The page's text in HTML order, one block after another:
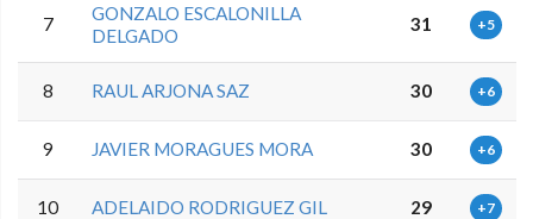
7
GONZALO ESCALONILLA
DELGADO
31 +5
8 RAUL ARJONA SAZ 30 +6
9 JAVIER MORAGUES MORA 30 +6
10 ADELAIDO RODRIGUEZ GIL 29 +7